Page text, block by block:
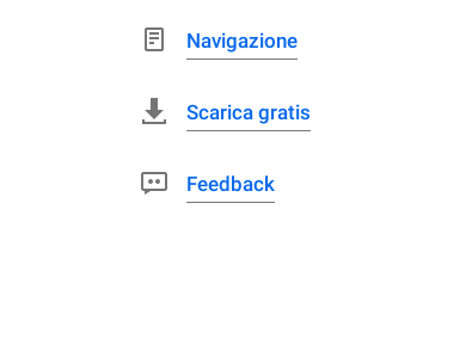
Navigazione
Scarica gratis
Feedback